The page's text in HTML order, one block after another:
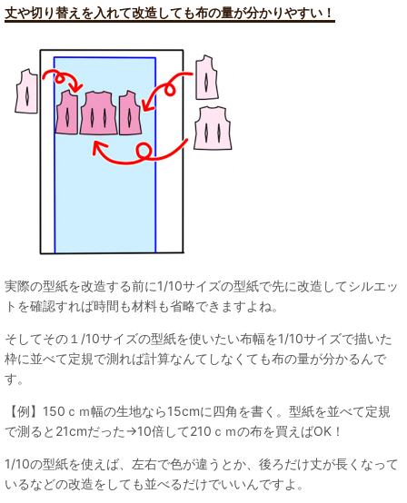
丈や切り替えを入れて改造しても布の量が分かりやすい！
実際の型紙を改造する前に1/10サイズの型紙で先に改造してシルエッ
トを確認すれば時間も材料も省略できますよね。
そしてその１/10サイズの型紙を使いたい布幅を1/10サイズで描いた
枠に並べて定規で測れば計算なんてしなくても布の量が分かるんで
す。
【例】150ｃｍ幅の生地なら15cmに四角を書く。型紙を並べて定規
で測ると21cmだった→10倍して210ｃｍの布を買えばOK！
1/10の型紙を使えば、左右で色が違うとか、後ろだけ丈が長くなって
いるなどの改造をしても並べるだけでいいんですよ。